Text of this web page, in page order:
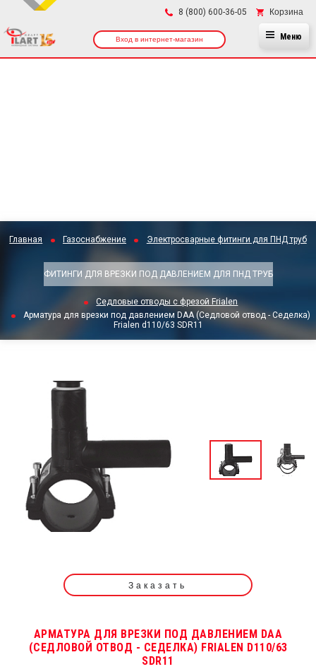
8 (800) 600-36-05 Корзина
Вход в интернет-магазин Меню
Главная Газоснабжение Электросварные фитинги для ПНД труб
ФИТИНГИ ДЛЯ ВРЕЗКИ ПОД ДАВЛЕНИЕМ ДЛЯ ПНД ТРУБ
Седловые отводы с фрезой Frialen
Арматура для врезки под давлением DAA (Седловой отвод - Седелка)
Frialen d110/63 SDR11
Заказать
АРМАТУРА ДЛЯ ВРЕЗКИ ПОД ДАВЛЕНИЕМ DAA
(СЕДЛОВОЙ ОТВОД - СЕДЕЛКА) FRIALEN D110/63
SDR11
×